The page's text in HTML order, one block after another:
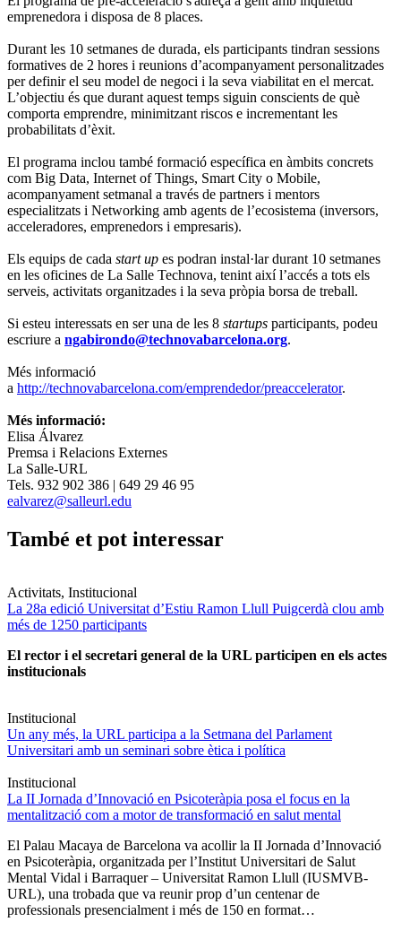
emprenedora i disposa de 8 places.
Durant les 10 setmanes de durada, els participants tindran sessions
formatives de 2 hores i reunions d’acompanyament personalitzades
per definir el seu model de negoci i la seva viabilitat en el mercat.
L’objectiu és que durant aquest temps siguin conscients de què
comporta emprendre, minimitzant riscos e incrementant les
probabilitats d’èxit.
El programa inclou també formació específica en àmbits concrets
com Big Data, Internet of Things, Smart City o Mobile,
acompanyament setmanal a través de partners i mentors
especialitzats i Networking amb agents de l’ecosistema (inversors,
acceleradores, emprenedors i empresaris).
Els equips de cada start up es podran instal·lar durant 10 setmanes
en les oficines de La Salle Technova, tenint així l’accés a tots els
serveis, activitats organitzades i la seva pròpia borsa de treball.
Si esteu interessats en ser una de les 8 startups participants, podeu
escriure a ngabirondo@technovabarcelona.org.
Més informació
a http://technovabarcelona.com/emprendedor/preaccelerator.
Més informació:
Elisa Álvarez
Premsa i Relacions Externes
La Salle-URL
Tels. 932 902 386 | 649 29 46 95
ealvarez@salleurl.edu
També et pot interessar
Activitats, Institucional
La 28a edició Universitat d’Estiu Ramon Llull Puigcerdà clou amb
més de 1250 participants
El rector i el secretari general de la URL participen en els actes
institucionals
Institucional
Un any més, la URL participa a la Setmana del Parlament
Universitari amb un seminari sobre ètica i política
Institucional
La II Jornada d’Innovació en Psicoteràpia posa el focus en la
mentalització com a motor de transformació en salut mental
El Palau Macaya de Barcelona va acollir la II Jornada d’Innovació
en Psicoteràpia, organitzada per l’Institut Universitari de Salut
Mental Vidal i Barraquer – Universitat Ramon Llull (IUSMVB-
URL), una trobada que va reunir prop d’un centenar de
professionals presencialment i més de 150 en format…